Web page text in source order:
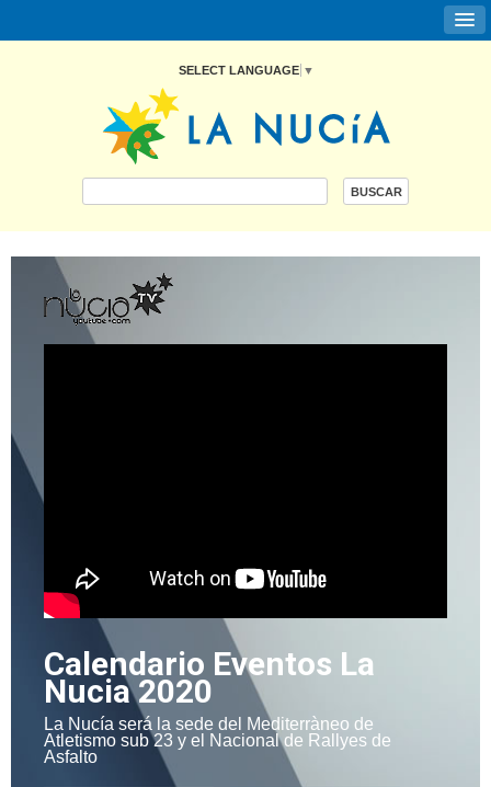
SELECT LANGUAGE ▼
Calendario Eventos La
Nucia 2020
La Nucía será la sede del Mediterràneo de
Atletismo sub 23 y el Nacional de Rallyes de
Asfalto